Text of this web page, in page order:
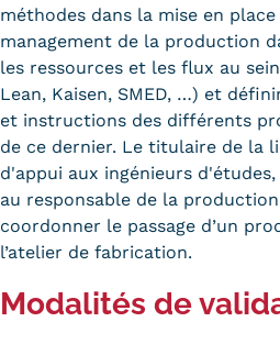
l'Expérience (VAE)
Validation des
supérieures (VES)
Validation des
professionnels et
(VAPP)
Discrimination/
méthodes dans la mise en
management de la production
les ressources et les flux au
Lean, Kaisen, SMED, …) et
et instructions des différents
de ce dernier. Le titulaire de la
d'appui aux ingénieurs
au responsable de la
coordonner le passage d’un
l’atelier de fabrication.
Modalités de